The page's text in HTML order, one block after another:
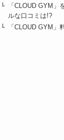
「CLOUD GYM」
ルな口コミは!?
「CLOUD GYM」